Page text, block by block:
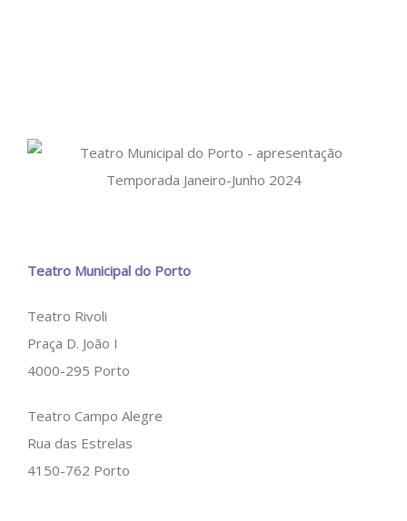
Teatro Municipal do Porto
Teatro Rivoli
Praça D. João I
4000-295 Porto
Teatro Campo Alegre
Rua das Estrelas
4150-762 Porto